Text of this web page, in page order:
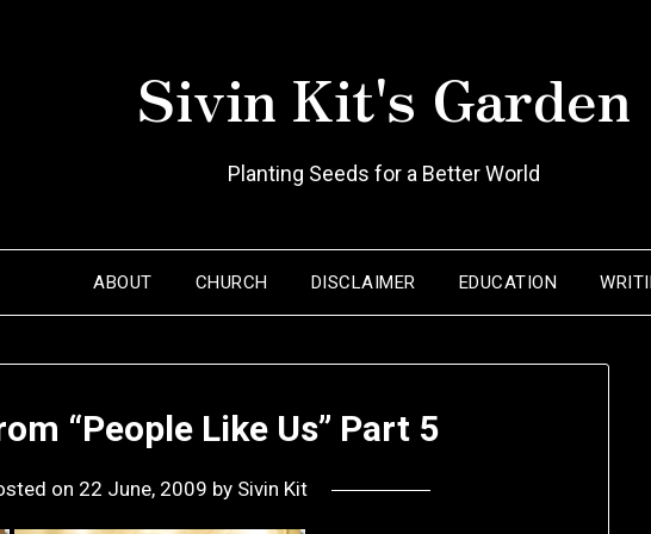
Sivin Kit's Garden
Planting Seeds for a Better World
ABOUT CHURCH DISCLAIMER EDUCATION
“People Like Us” Part 5
on 22 June, 2009 by Sivin Kit